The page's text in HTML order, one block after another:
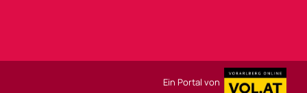
Ein Portal von